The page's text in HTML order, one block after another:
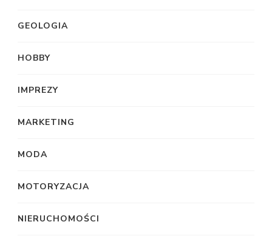
GEOLOGIA
HOBBY
IMPREZY
MARKETING
MODA
MOTORYZACJA
NIERUCHOMOŚCI